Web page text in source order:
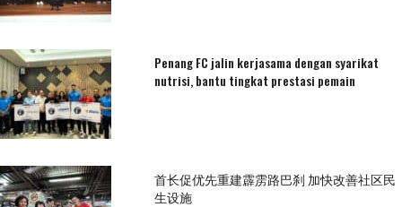
Penang FC jalin kerjasama dengan syarikat
nutrisi, bantu tingkat prestasi pemain
首长促优先重建霹雳路巴刹 加快改善社区民
生设施